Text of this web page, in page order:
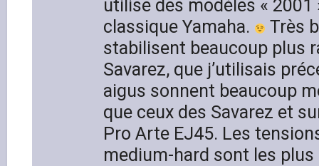
utilise des modèles «
classique Yamaha.
Très
stabilisent beaucoup plus
Savarez, que j’utilisais
aigus sonnent beaucoup
que ceux des Savarez et
Pro Arte EJ45. Les
medium-hard sont les plus